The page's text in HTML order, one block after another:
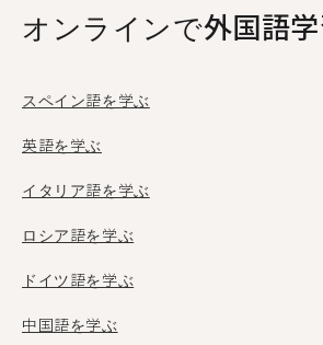
オンラインで外国語
スペイン語を学ぶ
英語を学ぶ
イタリア語を学ぶ
ロシア語を学ぶ
ドイツ語を学ぶ
中国語を学ぶ